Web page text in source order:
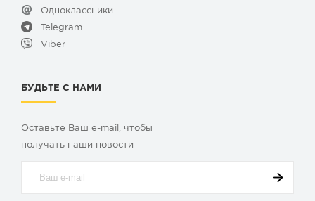
Одноклассники
Telegram
Viber
БУДЬТЕ С НАМИ
Оставьте Ваш e-mail, чтобы
получать наши новости